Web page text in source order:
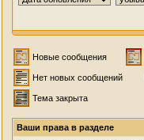
Новые сообщения
Нет новых сообщений
Тема закрыта
Ваши права в разделе